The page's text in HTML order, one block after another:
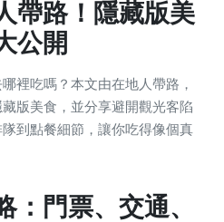
帶路！隱藏版美
公開
裡吃嗎？本文由在地人帶路，
版美食，並分享避開觀光客陷
到點餐細節，讓你吃得像個真
：門票、交通、